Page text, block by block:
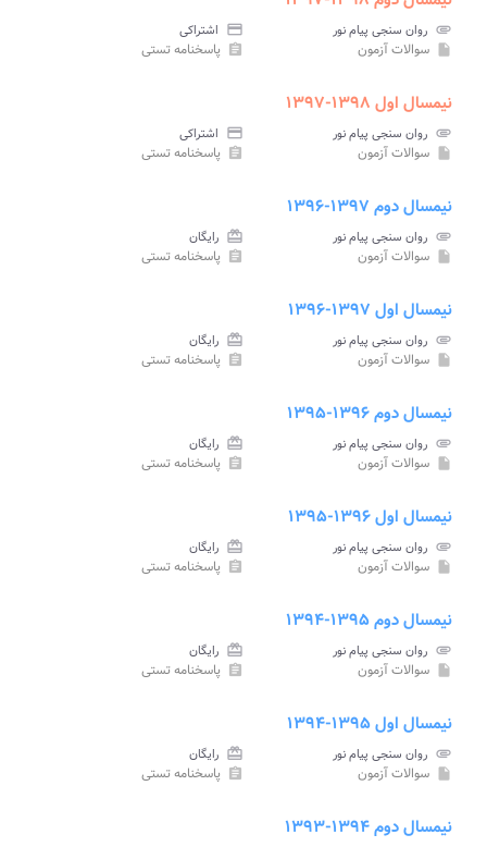
attachment روان سنجی پیام نور credit_card اشتراکی
insert_drive_file سوالات آزمون assignment پاسخنامه تستی
نیمسال اول ۱۳۹۸-۱۳۹۷
attachment روان سنجی پیام نور credit_card اشتراکی
insert_drive_file سوالات آزمون assignment پاسخنامه تستی
نیمسال دوم ۱۳۹۷-۱۳۹۶
attachment روان سنجی پیام نور card_giftcard رایگان
insert_drive_file سوالات آزمون assignment پاسخنامه تستی
نیمسال اول ۱۳۹۷-۱۳۹۶
attachment روان سنجی پیام نور card_giftcard رایگان
insert_drive_file سوالات آزمون assignment پاسخنامه تستی
نیمسال دوم ۱۳۹۶-۱۳۹۵
attachment روان سنجی پیام نور card_giftcard رایگان
insert_drive_file سوالات آزمون assignment پاسخنامه تستی
نیمسال اول ۱۳۹۶-۱۳۹۵
attachment روان سنجی پیام نور card_giftcard رایگان
insert_drive_file سوالات آزمون assignment پاسخنامه تستی
نیمسال دوم ۱۳۹۵-۱۳۹۴
attachment روان سنجی پیام نور card_giftcard رایگان
insert_drive_file سوالات آزمون assignment پاسخنامه تستی
نیمسال اول ۱۳۹۵-۱۳۹۴
attachment روان سنجی پیام نور card_giftcard رایگان
insert_drive_file سوالات آزمون assignment پاسخنامه تستی
نیمسال دوم ۱۳۹۴-۱۳۹۳